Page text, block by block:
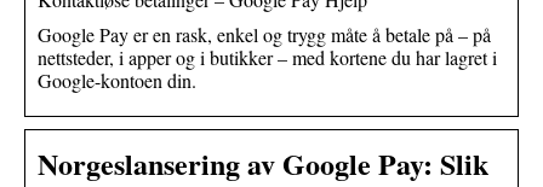
Google Pay er en rask, enkel og trygg måte å betale på – på
nettsteder, i apper og i butikker – med kortene du har lagret i
Google-kontoen din.
Norgeslansering av Google Pay: Slik